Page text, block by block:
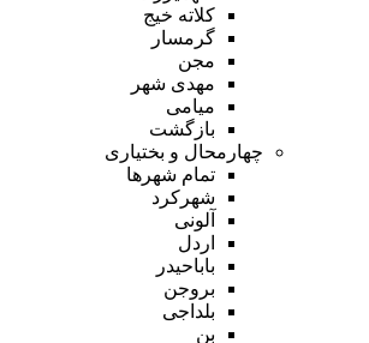
کلاته خیج
گرمسار
مجن
مهدی شهر
میامی
بازگشت
چهارمحال و بختیاری
تمام شهر‌ها
شهرکرد
آلونی
اردل
باباحیدر
بروجن
بلداجی
بن